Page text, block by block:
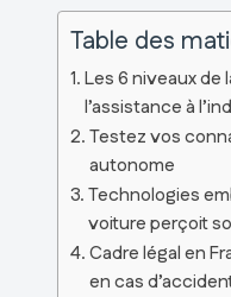
Table des
Les 6 niveaux de
l’assistance à
Testez vos
autonome
Technologies
voiture perçoit
Cadre légal en
en cas